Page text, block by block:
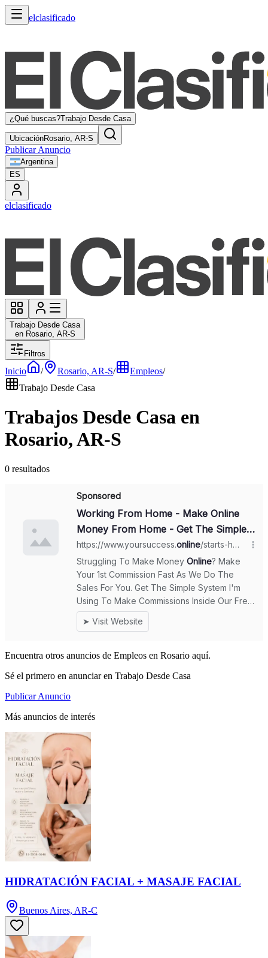
elclasificado
¿Qué buscas?Trabajo Desde Casa
UbicaciónRosario, AR-S
Publicar Anuncio
Argentina
ES
elclasificado
Trabajo Desde Casa
en Rosario, AR-S
Filtros
Inicio / Rosario, AR-S/ Empleos/
Trabajo Desde Casa
Trabajos Desde Casa en
Rosario, AR-S
0 resultados
Encuentra otros anuncios de Empleos en Rosario aquí.
Sé el primero en anunciar en Trabajo Desde Casa
Publicar Anuncio
Más anuncios de interés
HIDRATACIÓN FACIAL + MASAJE FACIAL
Buenos Aires, AR-C